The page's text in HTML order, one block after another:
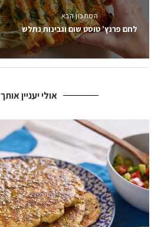
המתכון הבא
לחם פרנץ’ טוסט שום וגבינות נתלש
אולי יעניין אותך